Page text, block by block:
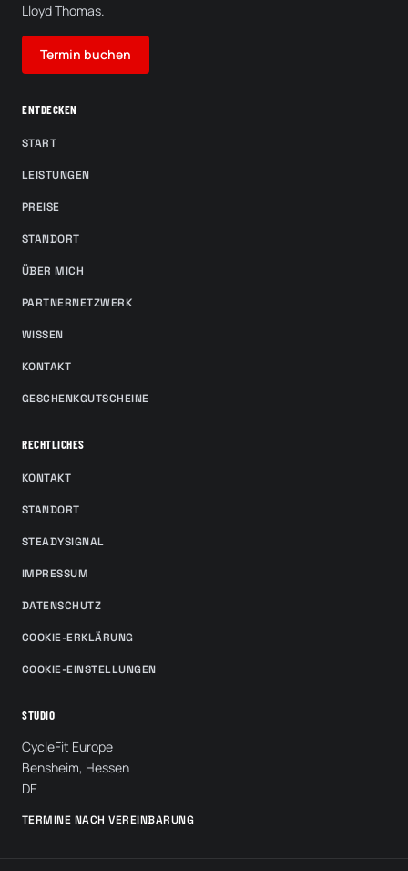
Lloyd Thomas.
Termin buchen
ENTDECKEN
START
LEISTUNGEN
PREISE
STANDORT
ÜBER MICH
PARTNERNETZWERK
WISSEN
KONTAKT
GESCHENKGUTSCHEINE
RECHTLICHES
KONTAKT
STANDORT
STEADYSIGNAL
IMPRESSUM
DATENSCHUTZ
COOKIE-ERKLÄRUNG
COOKIE-EINSTELLUNGEN
STUDIO
CycleFit Europe
Bensheim, Hessen
DE
TERMINE NACH VEREINBARUNG